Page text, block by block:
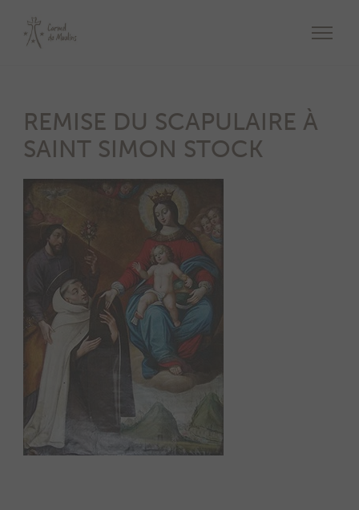
REMISE DU SCAPULAIRE À
SAINT SIMON STOCK